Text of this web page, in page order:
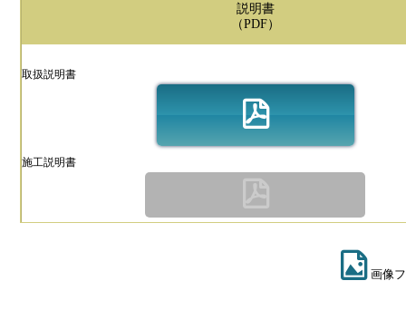
説明書
（PDF）
取扱説明書
施工説明書
画像